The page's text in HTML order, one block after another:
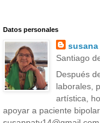
Datos personales
Santiago
Después
laborales,
artística,
apoyar a paciente